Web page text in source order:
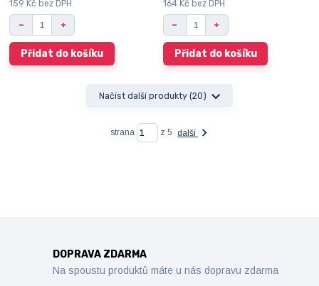
159 Kč bez DPH
Přidat do košíku
164 Kč bez DPH
Přidat do košíku
Načíst další produkty (20)
strana z 5 další
DOPRAVA ZDARMA
Na spoustu produktů máte u nás dopravu zdarma